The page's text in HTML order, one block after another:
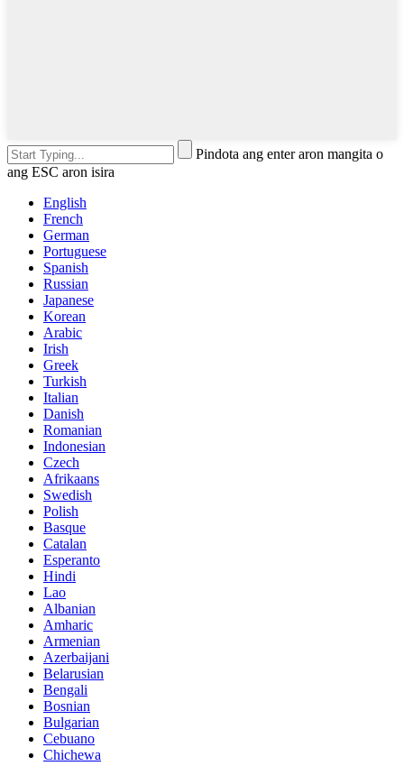
Pindota ang enter aron mangita o
ang ESC aron isira
English
French
German
Portuguese
Spanish
Russian
Japanese
Korean
Arabic
Irish
Greek
Turkish
Italian
Danish
Romanian
Indonesian
Czech
Afrikaans
Swedish
Polish
Basque
Catalan
Esperanto
Hindi
Lao
Albanian
Amharic
Armenian
Azerbaijani
Belarusian
Bengali
Bosnian
Bulgarian
Cebuano
Chichewa